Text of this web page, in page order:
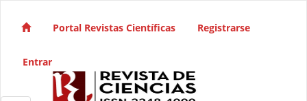
Navegación principal
Barra lateral
Portal Revistas Científicas Registrarse
Entrar